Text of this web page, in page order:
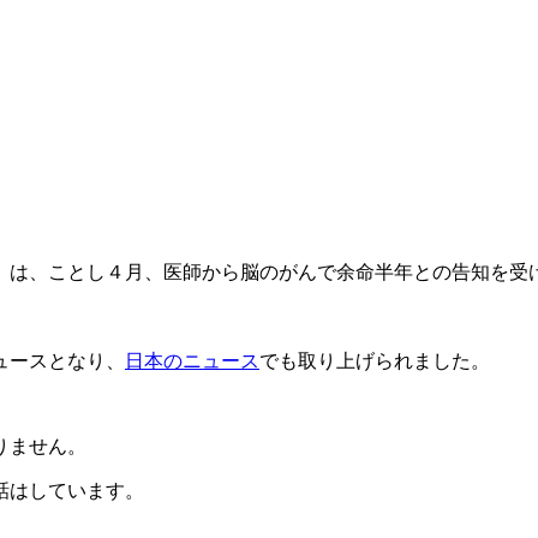
、ことし４月、医師から脳のがんで余命半年との告知を受
スとなり、 日本のニュースでも取り上げられました。
せん。
しています。